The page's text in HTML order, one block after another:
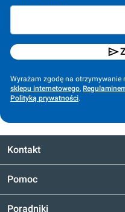
Wyrażam zgodę na otrzymywanie
sklepu internetowego,
Polityką prywatności.
Kontakt
Pomoc
Poradniki